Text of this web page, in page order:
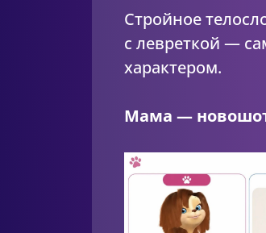
Стройное
с левреткой —
характером.
Мама —